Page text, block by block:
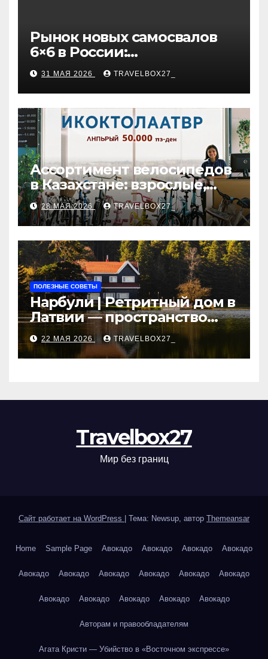
Рынок новых самосвалов
6×6 в России:
характеристики и цены
31 МАЯ 2026 TRAVELBOX27_
Ассортимент велосипедов
в Казахстане: взрослые,
детские и городские
модели, ценовые
категории и варианты
рассрочки
28 МАЯ 2026 TRAVELBOX27_
ПОЛЕЗНЫЕ СОВЕТЫ
Нарбули | Ретритный дом в
Латвии — пространство
для саморазвития и
восстановления
22 МАЯ 2026 TRAVELBOX27_
Travelbox27
Мир без границ
Сайт работает на WordPress Тема: Newsup, автор Themeansar
Home Sample Page Авокадо Авокадо Авокадо Авокадо
Авокадо Авокадо Авокадо Авокадо Авокадо Авокадо
Авокадо Авокадо Авокадо Авокадо Авокадо
Авторам и правообладателям
Агата Кристи — Убийство в «Восточном экспрессе»